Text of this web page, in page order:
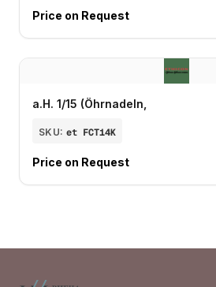
Price on Request
a.H. 1/15 (Öhrnadeln,
SKU: et FCT14K
Price on Request